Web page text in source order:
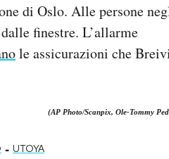
di Oslo. Alle persone
finestre. L’allarme
le assicurazioni che
(AP Photo/Scanpix, Ole-Tommy
- UTOYA